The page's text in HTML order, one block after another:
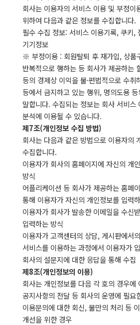
회사는 이용자의 서비스 이용 및 부정이
위하여 다음과 같은 정보를 수집합니다.
필수 수집 정보: 서비스 이용기록, 쿠키,
기기정보
※ 부정이용 : 회원탈퇴 후 재가입, 상품
반복적으로 행하는 등 회사가 제공하는
등의 경제상 이익을 불·편법적으로 수취
등에서 금지하고 있는 행위, 명의도용 등
말합니다. 수집되는 정보는 회사 서비스
분석에 이용될 수 있습니다.
제7조(개인정보 수집 방법)
회사는 다음과 같은 방법으로 이용자의
수집합니다.
이용자가 회사의 홈페이지에 자신의 개
방식
어플리케이션 등 회사가 제공하는 홈페
통해 이용자가 자신의 개인정보를 입력
이용자가 회사가 발송한 이메일을 수신
입력하는 방식
이용자가 고객센터의 상담, 게시판에서
서비스를 이용하는 과정에서 이용자가
회사의 설문지에 대한 응답을 통해 수집
제8조(개인정보의 이용)
회사는 개인정보를 다음 각 호의 경우에
공지사항의 전달 등 회사의 운영에 필요
이용문의에 대한 회신, 불만의 처리 등
개선을 위한 경우